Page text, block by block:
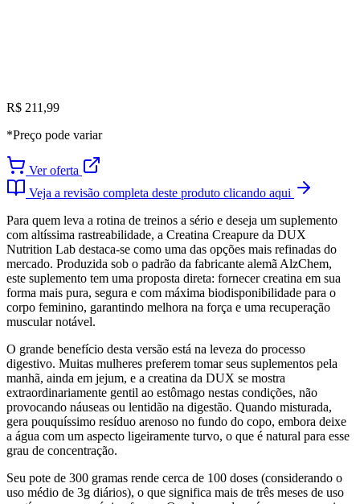
R$ 211,99
*Preço pode variar
Ver oferta
Veja a revisão completa deste produto clicando aqui
Para quem leva a rotina de treinos a sério e deseja um suplemento
com altíssima rastreabilidade, a Creatina Creapure da DUX
Nutrition Lab destaca-se como uma das opções mais refinadas do
mercado. Produzida sob o padrão da fabricante alemã AlzChem,
este suplemento tem uma proposta direta: fornecer creatina em sua
forma mais pura, segura e com máxima biodisponibilidade para o
corpo feminino, garantindo melhora na força e uma recuperação
muscular notável.
O grande benefício desta versão está na leveza do processo
digestivo. Muitas mulheres preferem tomar seus suplementos pela
manhã, ainda em jejum, e a creatina da DUX se mostra
extraordinariamente gentil ao estômago nestas condições, não
provocando náuseas ou lentidão na digestão. Quando misturada,
gera pouquíssimo resíduo arenoso no fundo do copo, embora deixe
a água com um aspecto ligeiramente turvo, o que é natural para esse
grau de concentração.
Seu pote de 300 gramas rende cerca de 100 doses (considerando o
uso médio de 3g diários), o que significa mais de três meses de uso